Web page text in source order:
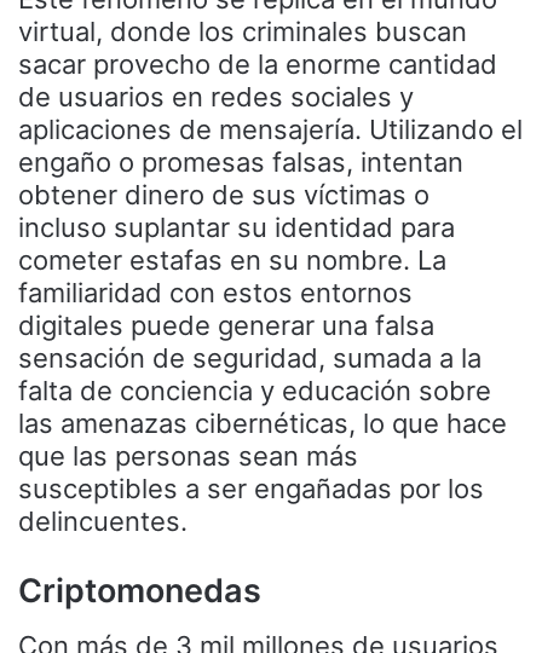
virtual, donde los criminales buscan
sacar provecho de la enorme cantidad
de usuarios en redes sociales y
aplicaciones de mensajería. Utilizando el
engaño o promesas falsas, intentan
obtener dinero de sus víctimas o
incluso suplantar su identidad para
cometer estafas en su nombre. La
familiaridad con estos entornos
digitales puede generar una falsa
sensación de seguridad, sumada a la
falta de conciencia y educación sobre
las amenazas cibernéticas, lo que hace
que las personas sean más
susceptibles a ser engañadas por los
delincuentes.
Criptomonedas
Con más de 3 mil millones de usuarios